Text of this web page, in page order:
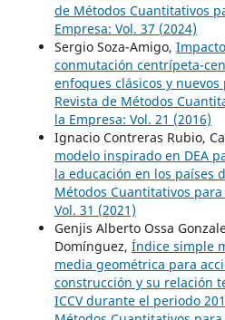
de Métodos Cuantitativos
Empresa: Vol. 37 (2024)
Sergio Soza-Amigo,
conmutación centrípeta-
enfoques clásicos y
Revista de Métodos
la Empresa: Vol. 21 (2016)
Ignacio Contreras Rubio,
modelo inspirado en DEA
la educación en los países
Métodos Cuantitativos
Vol. 31 (2021)
Genjis Alberto Ossa
Domínguez, Índice simple
media geométrica para
construcción y su relación
ICCV durante el periodo